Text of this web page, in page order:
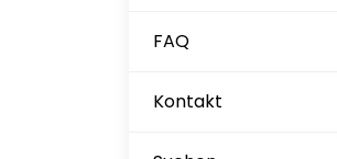
FAQ
Kontakt